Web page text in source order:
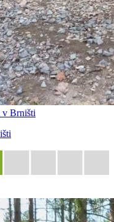
v Brništi